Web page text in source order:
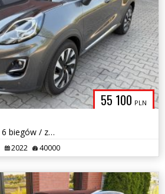
55 100 PLN
1.0 benzyna / 125 KM / 6 biegów / zarej w PL / zadbany / zamiana
2022 40000